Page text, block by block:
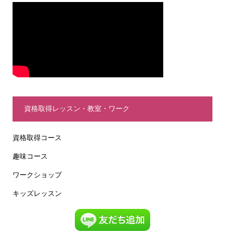
資格取得レッスン・教室・ワーク
資格取得コース
趣味コース
ワークショップ
キッズレッスン